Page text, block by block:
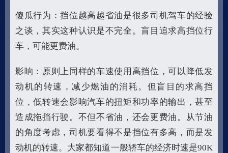
傻瓜行为：挡位越高越省油是很多司机驾车的经验
之谈，其实这种认识是不完全。盲目追求高挡位行
车，可能更费油。
影响：原则上同样的车速使用高挡位，可以降低发
动机的转速，减少燃油的消耗。但盲目的求高挡
位，低转速会影响汽车的扭矩和功率的输出，甚至
造成拖挡行驶。不但不省油，还会更费油。从节油
的角度考虑，司机要看得不是挡位有多高，而是发
动机的转速。大家都知道一般轿车的经济时速是90K